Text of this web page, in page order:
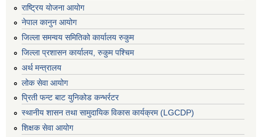
राष्ट्रिय योजना आयोग
नेपाल कानुन आयोग
जिल्ला समन्वय समितिको कार्यालय रुकुम
जिल्ला प्रशासन कार्यालय, रुकुम पश्चिम
अर्थ मन्त्रालय
लोक सेवा आयोग
प्रिती फन्ट बाट युनिकोड कन्भर्रटर
स्थानीय शासन तथा सामुदायिक विकास कार्यक्रम (LGCDP)
शिक्षक सेवा आयोग